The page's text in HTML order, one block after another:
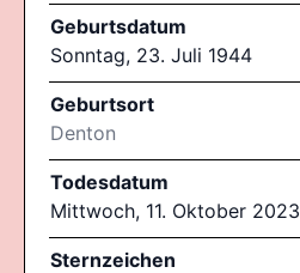
Geburtsdatum
Sonntag, 23. Juli 1944
Geburtsort
Denton
Todesdatum
Mittwoch, 11. Oktober 2023
Sternzeichen